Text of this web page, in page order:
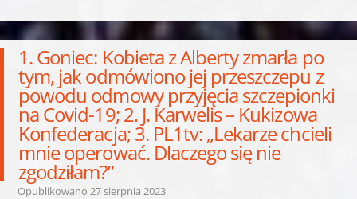
1. Goniec: Kobieta z Alberty zmarła po
tym, jak odmówiono jej przeszczepu z
powodu odmowy przyjęcia szczepionki
na Covid-19; 2. J. Karwelis – Kukizowa
Konfederacja; 3. PL1tv: „Lekarze chcieli
mnie operować. Dlaczego się nie
zgodziłam?”
Opublikowano 27 sierpnia 2023